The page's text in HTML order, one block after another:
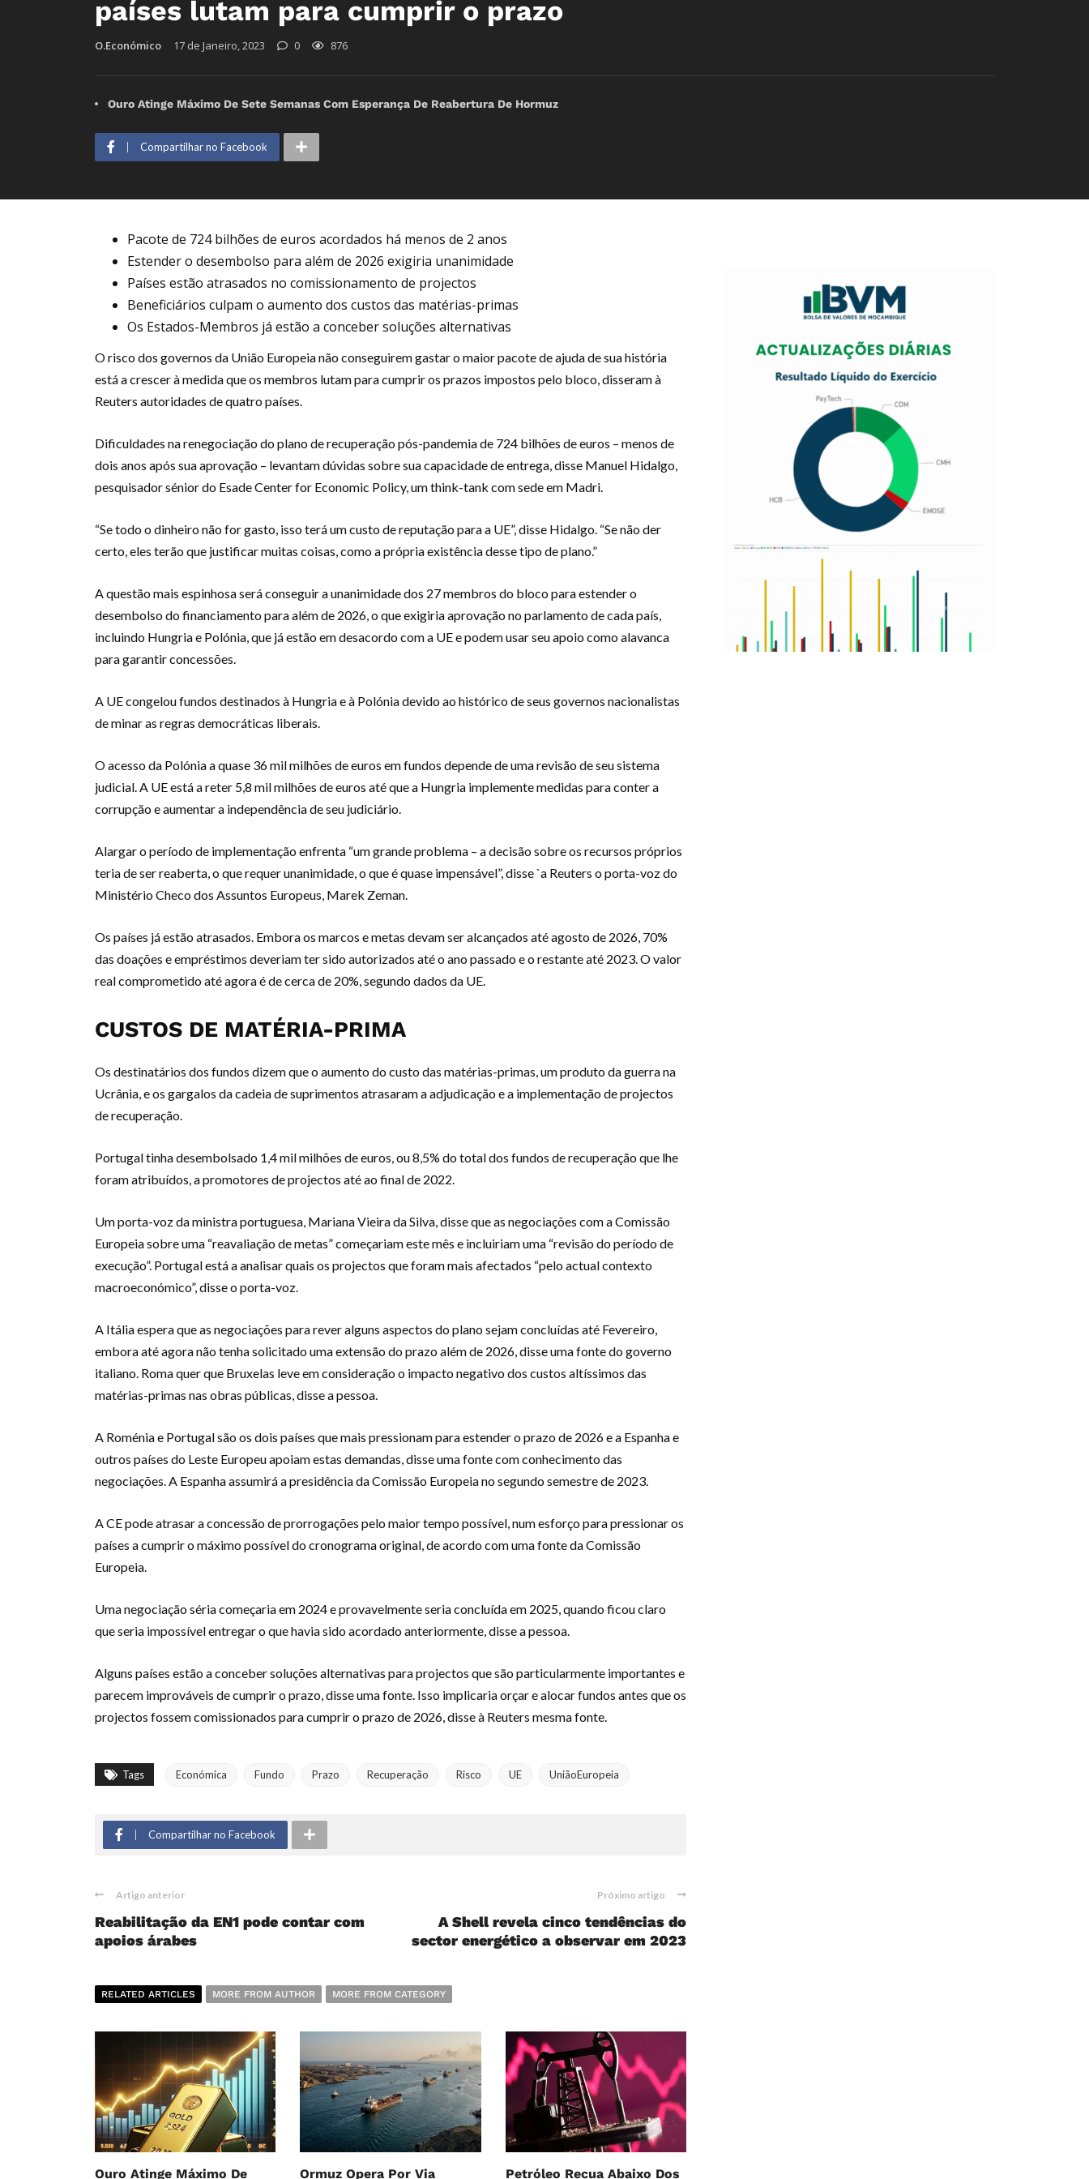
países lutam para cumprir o prazo
O.Económico 17 de Janeiro, 2023 0 876
Ouro Atinge Máximo De Sete Semanas Com Esperança De Reabertura De Hormuz
Compartilhar no Facebook
Pacote de 724 bilhões de euros acordados há menos de 2 anos
Estender o desembolso para além de 2026 exigiria unanimidade
Países estão atrasados ​​no comissionamento de projectos
Beneficiários culpam o aumento dos custos das matérias-primas
Os Estados-Membros já estão a conceber soluções alternativas
O risco dos governos da União Europeia não conseguirem gastar o maior pacote de ajuda de sua história
está a crescer à medida que os membros lutam para cumprir os prazos impostos pelo bloco, disseram à
Reuters autoridades de quatro países.
Dificuldades na renegociação do plano de recuperação pós-pandemia de 724 bilhões de euros – menos de
dois anos após sua aprovação – levantam dúvidas sobre sua capacidade de entrega, disse Manuel Hidalgo,
pesquisador sénior do Esade Center for Economic Policy, um think-tank com sede em Madri.
“Se todo o dinheiro não for gasto, isso terá um custo de reputação para a UE”, disse Hidalgo. “Se não der
certo, eles terão que justificar muitas coisas, como a própria existência desse tipo de plano.”
A questão mais espinhosa será conseguir a unanimidade dos 27 membros do bloco para estender o
desembolso do financiamento para além de 2026, o que exigiria aprovação no parlamento de cada país,
incluindo Hungria e Polónia, que já estão em desacordo com a UE e podem usar seu apoio como alavanca
para garantir concessões.
A UE congelou fundos destinados à Hungria e à Polónia devido ao histórico de seus governos nacionalistas
de minar as regras democráticas liberais.
O acesso da Polónia a quase 36 mil milhões de euros em fundos depende de uma revisão de seu sistema
judicial. A UE está a reter 5,8 mil milhões de euros até que a Hungria implemente medidas para conter a
corrupção e aumentar a independência de seu judiciário.
Alargar o período de implementação enfrenta “um grande problema – a decisão sobre os recursos próprios
teria de ser reaberta, o que requer unanimidade, o que é quase impensável”, disse `a Reuters o porta-voz do
Ministério Checo dos Assuntos Europeus, Marek Zeman.
Os países já estão atrasados. Embora os marcos e metas devam ser alcançados até agosto de 2026, 70%
das doações e empréstimos deveriam ter sido autorizados até o ano passado e o restante até 2023. O valor
real comprometido até agora é de cerca de 20%, segundo dados da UE.
CUSTOS DE MATÉRIA-PRIMA
Os destinatários dos fundos dizem que o aumento do custo das matérias-primas, um produto da guerra na
Ucrânia, e os gargalos da cadeia de suprimentos atrasaram a adjudicação e a implementação de projectos
de recuperação.
Portugal tinha desembolsado 1,4 mil milhões de euros, ou 8,5% do total dos fundos de recuperação que lhe
foram atribuídos, a promotores de projectos até ao final de 2022.
Um porta-voz da ministra portuguesa, Mariana Vieira da Silva, disse que as negociações com a Comissão
Europeia sobre uma “reavaliação de metas” começariam este mês e incluiriam uma “revisão do período de
execução”. Portugal está a analisar quais os projectos que foram mais afectados “pelo actual contexto
macroeconómico”, disse o porta-voz.
A Itália espera que as negociações para rever alguns aspectos do plano sejam concluídas até Fevereiro,
embora até agora não tenha solicitado uma extensão do prazo além de 2026, disse uma fonte do governo
italiano. Roma quer que Bruxelas leve em consideração o impacto negativo dos custos altíssimos das
matérias-primas nas obras públicas, disse a pessoa.
A Roménia e Portugal são os dois países que mais pressionam para estender o prazo de 2026 e a Espanha e
outros países do Leste Europeu apoiam estas demandas, disse uma fonte com conhecimento das
negociações. A Espanha assumirá a presidência da Comissão Europeia no segundo semestre de 2023.
A CE pode atrasar a concessão de prorrogações pelo maior tempo possível, num esforço para pressionar os
países a cumprir o máximo possível do cronograma original, de acordo com uma fonte da Comissão
Europeia.
Uma negociação séria começaria em 2024 e provavelmente seria concluída em 2025, quando ficou claro
que seria impossível entregar o que havia sido acordado anteriormente, disse a pessoa.
Alguns países estão a conceber soluções alternativas para projectos que são particularmente importantes e
parecem improváveis ​​de cumprir o prazo, disse uma fonte. Isso implicaria orçar e alocar fundos antes que os
projectos fossem comissionados para cumprir o prazo de 2026, disse à Reuters mesma fonte.
Tags Económica Fundo Prazo Recuperação Risco UE UniãoEuropeia
Compartilhar no Facebook
Artigo anterior
Reabilitação da EN1 pode contar com
apoios árabes
Próximo artigo
A Shell revela cinco tendências do
sector energético a observar em 2023
RELATED ARTICLES MORE FROM AUTHOR MORE FROM CATEGORY
Ouro Atinge Máximo De Ormuz Opera Por Via Petróleo Recua Abaixo Dos